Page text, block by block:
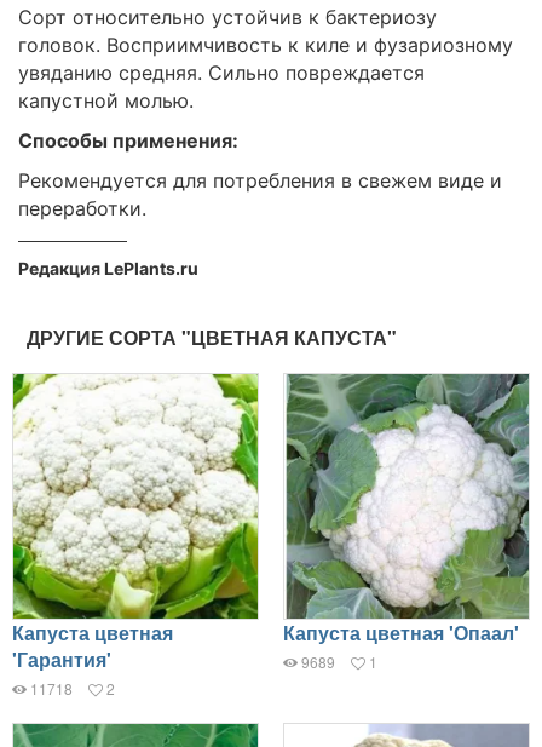
Сорт относительно устойчив к бактериозу
головок. Восприимчивость к киле и фузариозному
увяданию средняя. Сильно повреждается
капустной молью.
Способы применения:
Рекомендуется для потребления в свежем виде и
переработки.
Редакция LePlants.ru
ДРУГИЕ СОРТА "ЦВЕТНАЯ КАПУСТА"
Капуста цветная
'Гарантия'
11718 2
Капуста цветная 'Опаал'
9689 1